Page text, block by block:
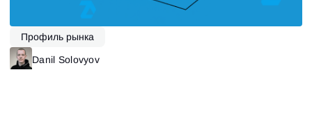
Профиль рынка
Danil Solovyov